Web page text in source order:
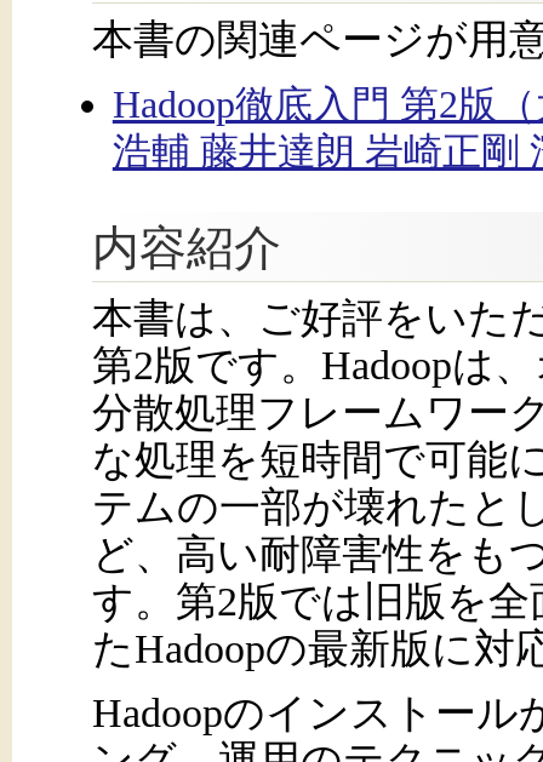
本書の関連ページが用
Hadoop徹底入門 第2版
浩輔 藤井達朗 岩崎正剛
内容紹介
本書は、ご好評をいた
第2版です。Hadoopは
分散処理フレームワー
な処理を短時間で可能
テムの一部が壊れたと
ど、高い耐障害性をも
す。第2版では旧版を
たHadoopの最新版に対
Hadoopのインストール